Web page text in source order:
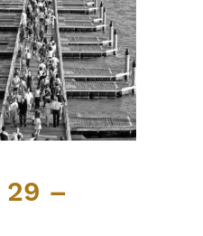
29 –